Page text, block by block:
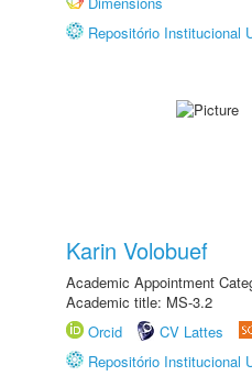
Repositório Institucional
Karin Volobuef
Academic Appointment
Academic title: MS-3.2
Orcid
CV Lattes
Repositório Institucional